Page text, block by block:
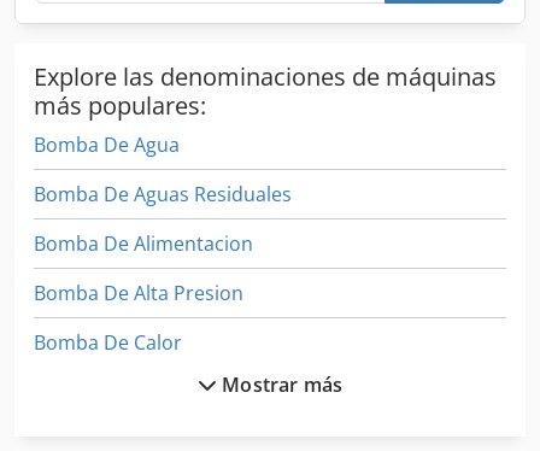
Explore las denominaciones de máquinas
más populares:
Bomba De Agua
Bomba De Aguas Residuales
Bomba De Alimentacion
Bomba De Alta Presion
Bomba De Calor
Bomba De Concreto Mostrar más